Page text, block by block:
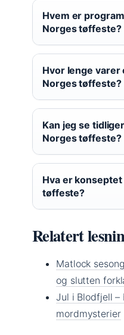
Hvem er
Norges tøffeste?
Hvor lenge varer
Norges tøffeste?
Kan jeg se
Norges tøffeste?
Hva er
tøffeste?
Relatert
Matlock
og slutten
Jul i Blodfjell –
mordmysterier